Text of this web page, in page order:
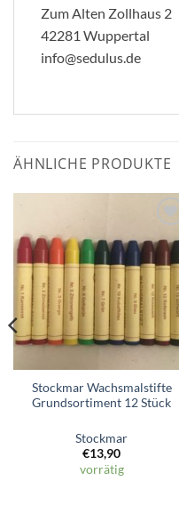
Zum Alten Zollhaus 2
42281 Wuppertal
info@sedulus.de
ÄHNLICHE PRODUKTE
hinzufügen
Stockmar Wachsmalstifte
Grundsortiment 12 Stück
Stockmar
€13,90
vorrätig